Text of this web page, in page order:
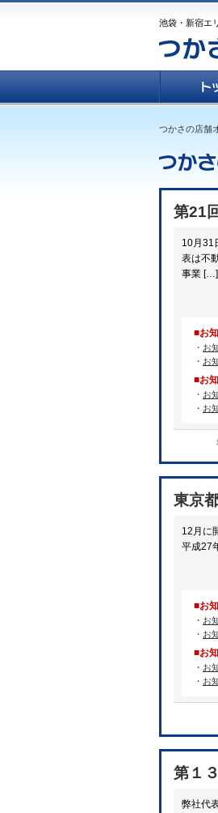
池袋・新宿エ
つかさの店舗
第21
10月31
表は不
事業 […]
■お
・ お
・ お
■お
・ お
・ お
東京
12月に
平成27
■お
・ お
・ お
■お
・ お
・ お
第１
弊社代